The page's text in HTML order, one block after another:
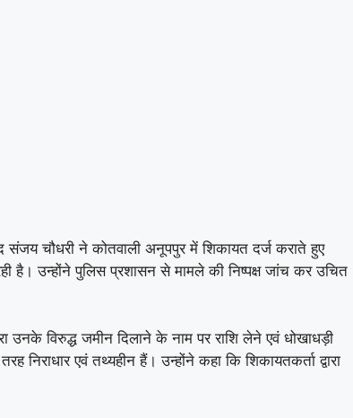
संजय चौधरी ने कोतवाली अनूपपुर में शिकायत दर्ज कराते हुए
है। उन्होंने पुलिस प्रशासन से मामले की निष्पक्ष जांच कर उचित
उनके विरुद्ध जमीन दिलाने के नाम पर राशि लेने एवं धोखाधड़ी
एवं तथ्यहीन हैं। उन्होंने कहा कि शिकायतकर्ता द्वारा